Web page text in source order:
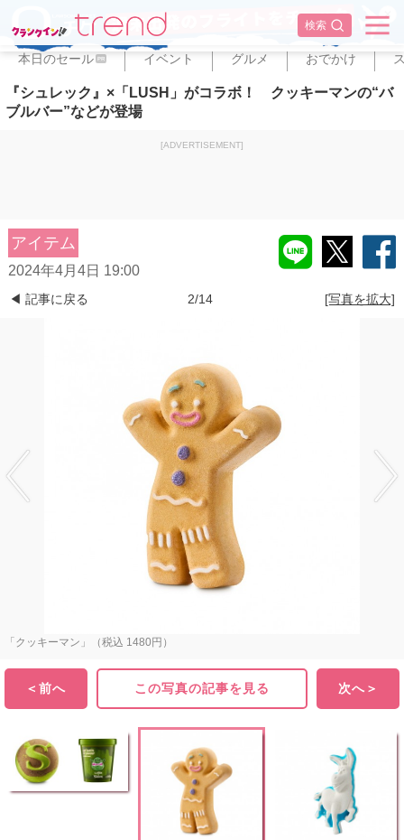
検索
✕
本日のセール PR イベント グルメ おでかけ
『シュレック』×「LUSH」がコラボ！ クッキーマンの“バ
ブルバー”などが登場
[ADVERTISEMENT]
アイテム
2024年4月4日 19:00
◀ 記事に戻る 2/14 [写真を拡大]
「クッキーマン」（税込 1480円）
＜前へ この写真の記事を見る 次へ＞